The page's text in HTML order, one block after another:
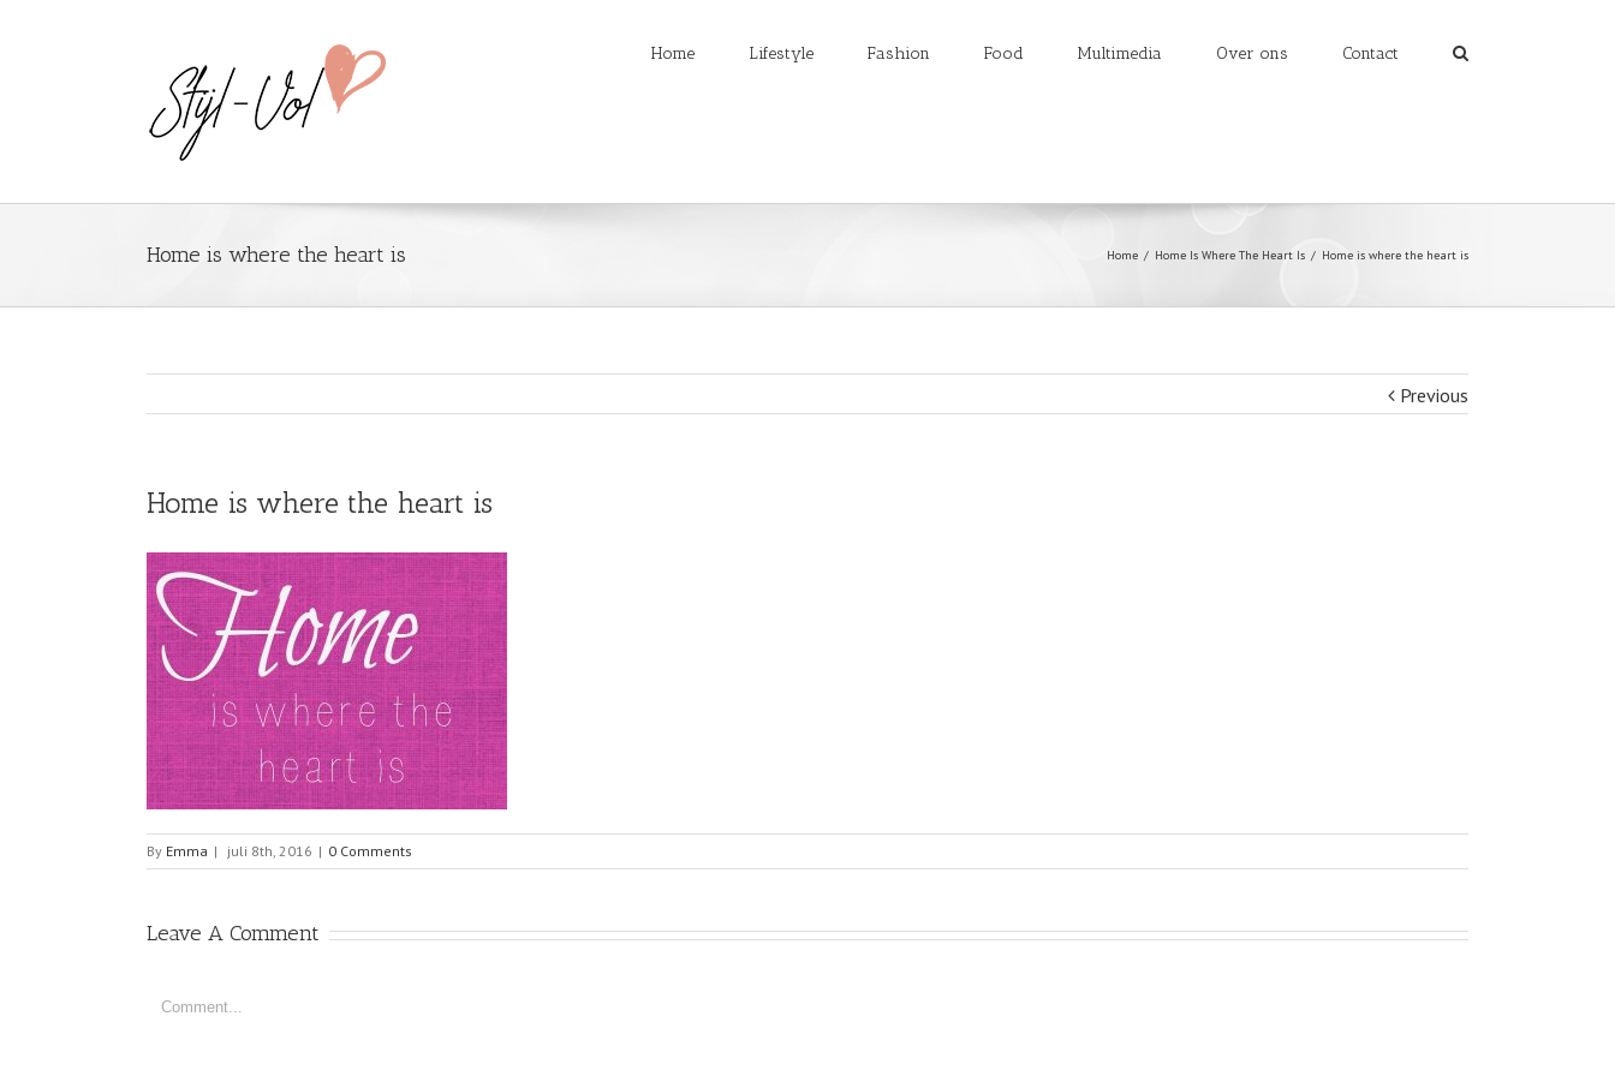
Home Lifestyle Fashion Food Multimedia Over ons Contact
Home is where the heart is Home / Home Is Where The Heart Is / Home is where the heart is
Previous
Home is where the heart is
By Emma | juli 8th, 2016 | 0 Comments
Leave A Comment
Comment